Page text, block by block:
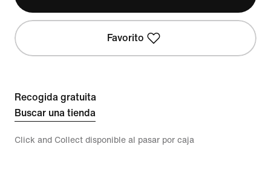
Favorito
Recogida gratuita
Buscar una tienda
Click and Collect disponible al pasar por caja